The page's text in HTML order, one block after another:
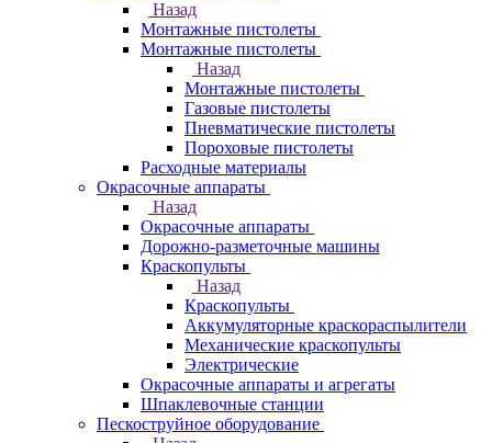
Назад
Монтажные пистолеты
Монтажные пистолеты
Назад
Монтажные пистолеты
Газовые пистолеты
Пневматические пистолеты
Пороховые пистолеты
Расходные материалы
Окрасочные аппараты
Назад
Окрасочные аппараты
Дорожно-разметочные машины
Краскопульты
Назад
Краскопульты
Аккумуляторные краскораспылители
Механические краскопульты
Электрические
Окрасочные аппараты и агрегаты
Шпаклевочные станции
Пескоструйное оборудование